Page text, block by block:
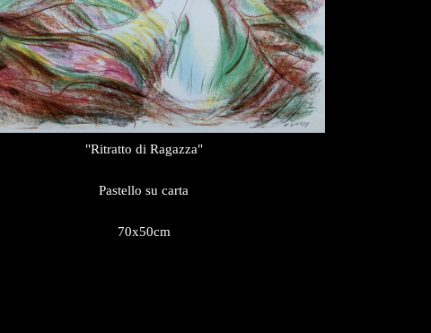
"Ritratto di Ragazza"
Pastello su carta
70x50cm